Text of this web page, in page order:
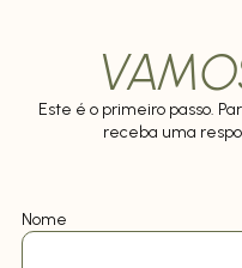
Este é o primeiro passo.
receba uma
Nome